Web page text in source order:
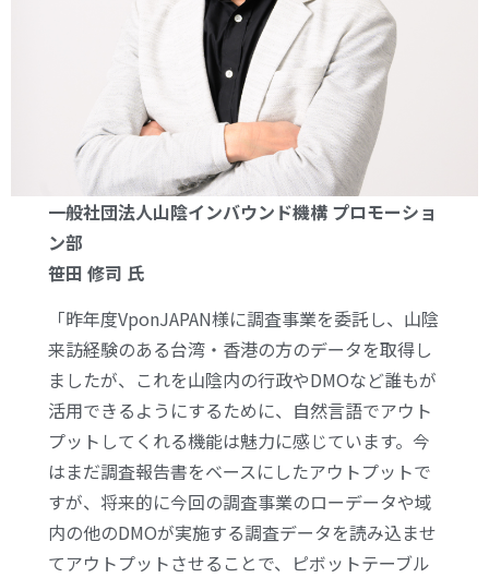
一般社団法人山陰インバウンド機構 プロモーショ
ン部
笹田 修司 氏
「昨年度VponJAPAN様に調査事業を委託し、山陰
来訪経験のある台湾・香港の方のデータを取得し
ましたが、これを山陰内の行政やDMOなど誰もが
活用できるようにするために、自然言語でアウト
プットしてくれる機能は魅力に感じています。今
はまだ調査報告書をベースにしたアウトプットで
すが、将来的に今回の調査事業のローデータや域
内の他のDMOが実施する調査データを読み込ませ
てアウトプットさせることで、ピボットテーブル